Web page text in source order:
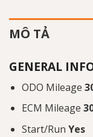
MÔ TẢ
GENERAL
ODO Mileage
ECM Mileage
Start/Run Yes